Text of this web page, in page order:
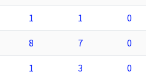
1 1 0
8 7 0
1 3 0